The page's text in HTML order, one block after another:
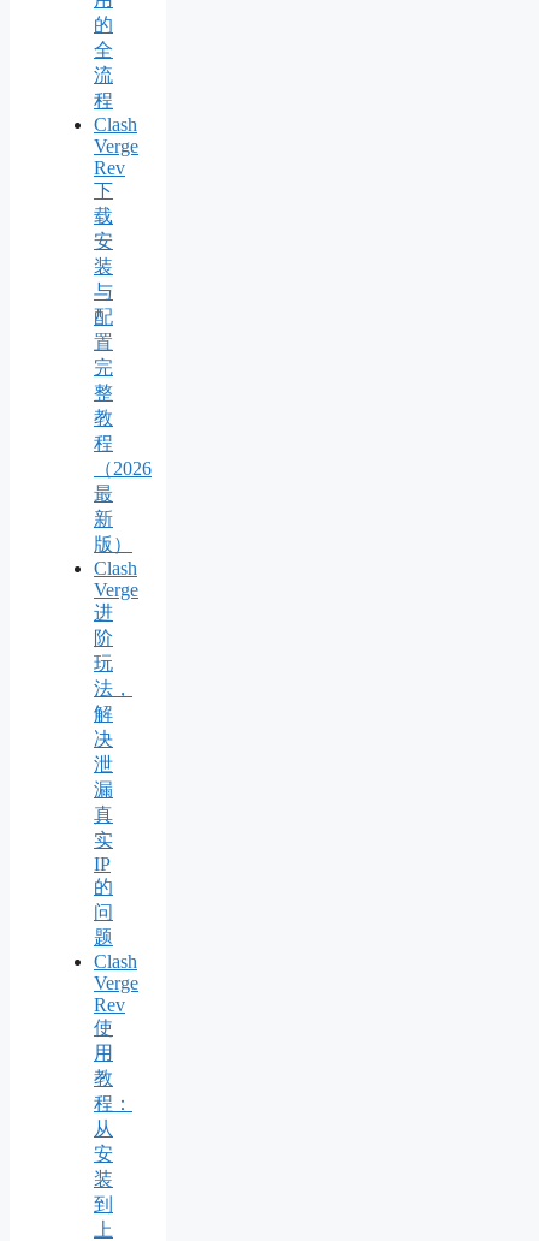
的
全
流
程
Clash
Verge
Rev
下
载
安
装
与
配
置
完
整
教
程
（2026
最
新
版）
Clash
Verge
进
阶
玩
法，
解
决
泄
漏
真
实
IP
的
问
题
Clash
Verge
Rev
使
用
教
程：
从
安
装
到
上